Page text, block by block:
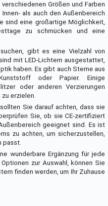
Größen und Farben
als auch den Außenbereich
sind eine großartige Möglichkeit,
zu schmücken und eine
gibt es eine Vielzahl von
mit LED-Lichtern ausgestattet,
haben. Es gibt auch Sterne aus
oder Papier. Einige
oder anderen Verzierungen
erzielen.
Sie darauf achten, dass sie
Sie, ob sie CE-zertifiziert
geeignet sind. Es ist
zu achten, um sicherzustellen,
passt.
wunderbare Ergänzung für jede
zur Auswahl, können Sie
finden werden, um Ihr Zuhause